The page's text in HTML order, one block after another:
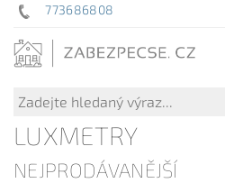
773686808
LUXMETRY
NEJPRODÁVANĚJŠÍ